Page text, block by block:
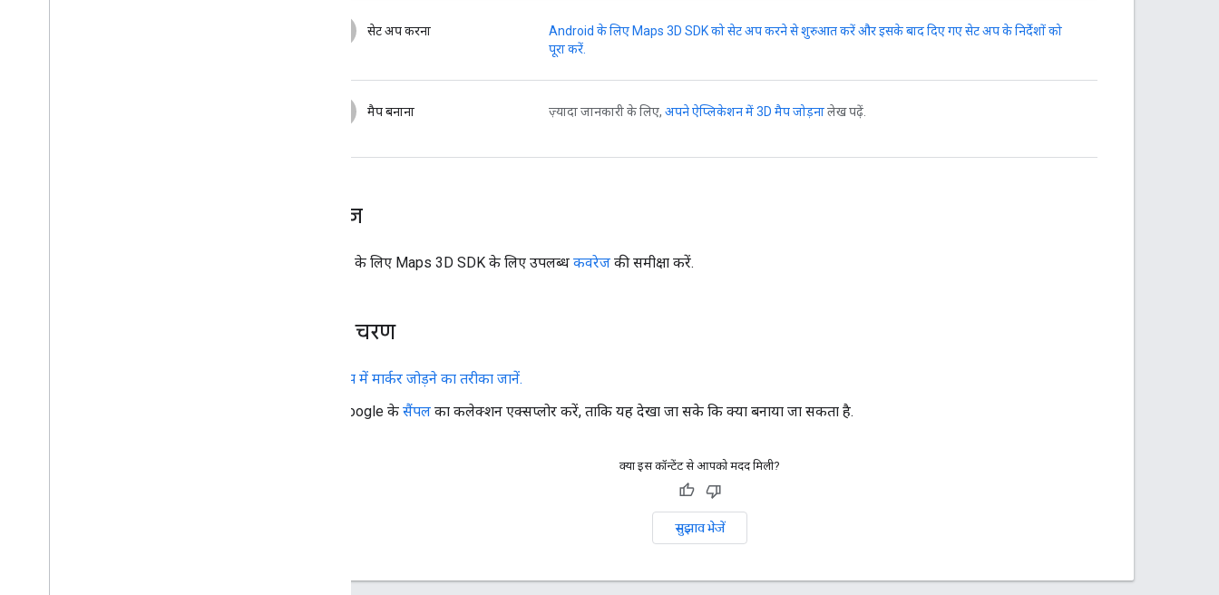
सेट अप करना
Android के लिए Maps 3D SDK को सेट अप करने से शुरुआत करें और इसके बाद दिए गए सेट अप के निर्देशों को
पूरा करें.
मैप बनाना ज़्यादा जानकारी के लिए, अपने ऐप्लिकेशन में 3D मैप जोड़नालेख पढ़ें.
कवरेज
Android के लिए Maps 3D SDK के लिए उपलब्ध कवरेज की समीक्षा करें.
अगले चरण
मैप में मार्कर जोड़ने का तरीका जानें.
Google के सैंपल का कलेक्शन एक्सप्लोर करें, ताकि यह देखा जा सके कि क्या बनाया जा सकता है.
क्या इस कॉन्टेंट से आपको मदद मिली?
सुझाव भेजें